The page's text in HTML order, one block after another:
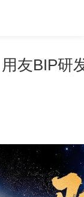
友BIP研